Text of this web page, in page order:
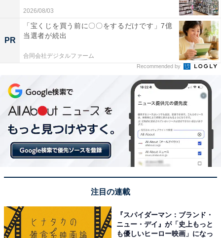
2026/08/03
PR
「宝くじを買う前に〇〇をするだけです」7億
当選者が続出
合同会社デジタルファーム
Recommended by
注目の連載
『スパイダーマン：ブランド・
ニュー・デイ』が「史上もっと
も優しいヒーロー映画」になっ